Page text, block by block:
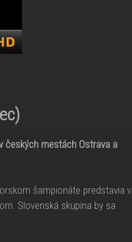
českých mestách Ostrava a
šampionáte predstavia v
Slovenská skupina by sa